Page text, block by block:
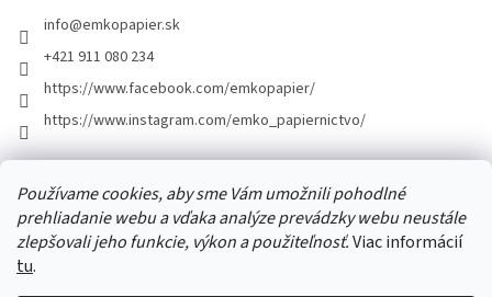
Používame cookies, aby sme Vám umožnili pohodlné
prehliadanie webu a vďaka analýze prevádzky webu neustále
zlepšovali jeho funkcie, výkon a použiteľnosť.Viac informácií
tu.
info@emkopapier.sk
+421 911 080 234
https://www.facebook.com/emkopapier/
https://www.instagram.com/emko_papiernictvo/
Facebook